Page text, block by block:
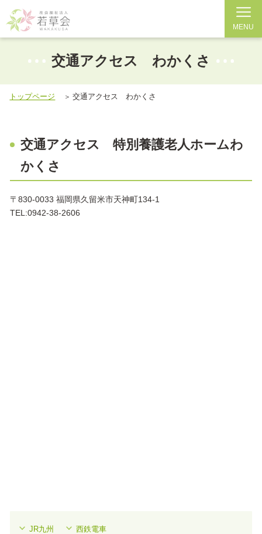
MENU
交通アクセス わかくさ
トップページ 交通アクセス わかくさ
交通アクセス 特別養護老人ホームわ
かくさ
〒830-0033 福岡県久留米市天神町134-1
TEL:0942-38-2606
JR九州 西鉄電車